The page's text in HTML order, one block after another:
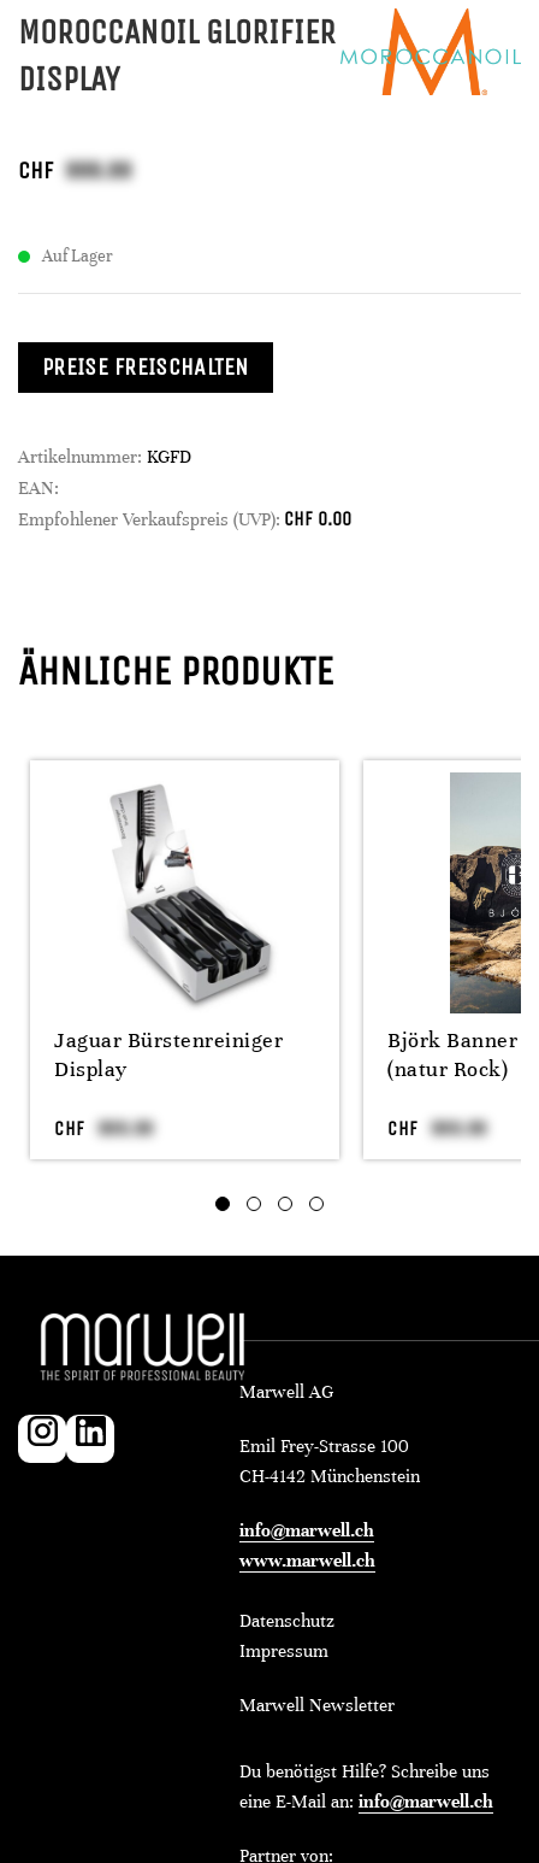
MOROCCANOIL GLORIFIER
DISPLAY
CHF
Auf Lager
PREISE FREISCHALTEN
Artikelnummer: KGFD
EAN:
Empfohlener Verkaufspreis (UVP): CHF 0.00
ÄHNLICHE PRODUKTE
Jaguar Bürstenreiniger
Display
CHF
Björk Banner
(natur Rock)
CHF
Marwell AG
Emil Frey-Strasse 100
CH-4142 Münchenstein
info@marwell.ch
www.marwell.ch
Datenschutz
Impressum
Marwell Newsletter
Du benötigst Hilfe? Schreibe uns
eine E-Mail an: info@marwell.ch
Partner von: